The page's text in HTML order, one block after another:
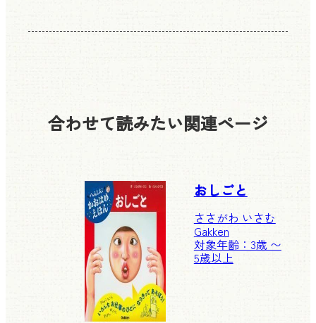
合わせて読みたい関連ページ
おしごと
ささがわ いさむ
Gakken
対象年齢：3歳 〜
5歳以上